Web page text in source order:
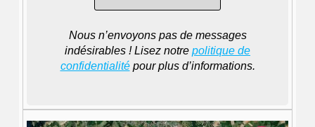
Nous n’envoyons pas de messages
indésirables ! Lisez notre politique de
confidentialitépour plus d’informations.